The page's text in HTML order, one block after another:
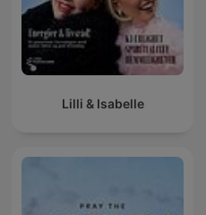
Lilli & Isabelle